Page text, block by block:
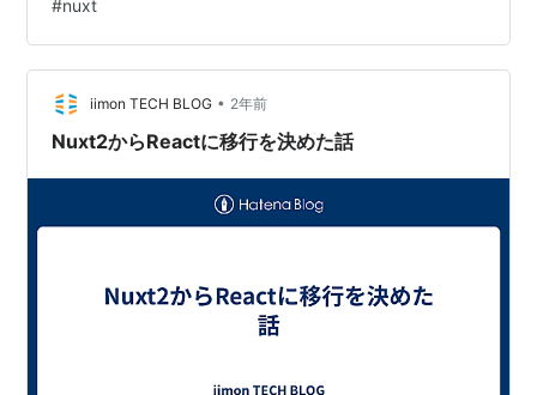
ましたので、その詳細をお伝えしたいと思います。 これ
から Nuxt 3 への移行を考えている方にとって、少しでも
お役に立てれば幸いです。 今回の移行の特徴 Nuxt
Bridge の使用 積極的な新機能開発を行いながらのビッグ
バンリリース 成功の…
#nuxt
iimon TECH BLOG • 2年前
Nuxt2からReactに移行を決めた話